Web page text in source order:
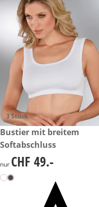
3 Stück
CHF 49.-
Bustier mit breitem
Softabschluss
CHF 49.-
nur CHF 49.-